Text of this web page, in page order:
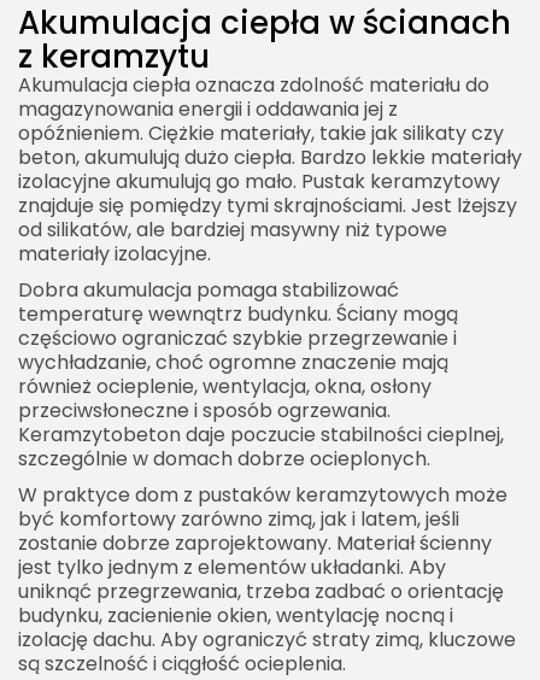
Akumulacja ciepła w ścianach
z keramzytu
Akumulacja ciepła oznacza zdolność materiału do
magazynowania energii i oddawania jej z
opóźnieniem. Ciężkie materiały, takie jak silikaty czy
beton, akumulują dużo ciepła. Bardzo lekkie materiały
izolacyjne akumulują go mało. Pustak keramzytowy
znajduje się pomiędzy tymi skrajnościami. Jest lżejszy
od silikatów, ale bardziej masywny niż typowe
materiały izolacyjne.
Dobra akumulacja pomaga stabilizować
temperaturę wewnątrz budynku. Ściany mogą
częściowo ograniczać szybkie przegrzewanie i
wychładzanie, choć ogromne znaczenie mają
również ocieplenie, wentylacja, okna, osłony
przeciwsłoneczne i sposób ogrzewania.
Keramzytobeton daje poczucie stabilności cieplnej,
szczególnie w domach dobrze ocieplonych.
W praktyce dom z pustaków keramzytowych może
być komfortowy zarówno zimą, jak i latem, jeśli
zostanie dobrze zaprojektowany. Materiał ścienny
jest tylko jednym z elementów układanki. Aby
uniknąć przegrzewania, trzeba zadbać o orientację
budynku, zacienienie okien, wentylację nocną i
izolację dachu. Aby ograniczyć straty zimą, kluczowe
są szczelność i ciągłość ocieplenia.